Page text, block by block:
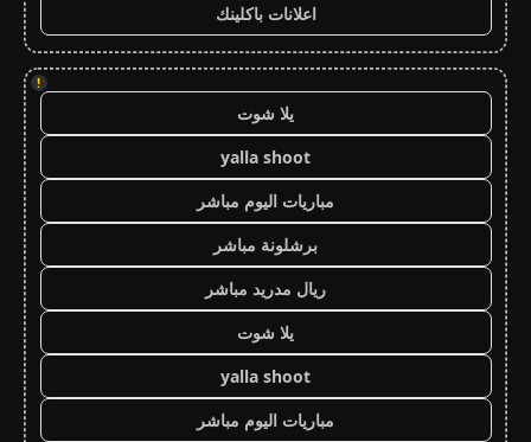
اعلانات باكلينك
!
يلا شوت
yalla shoot
مباريات اليوم مباشر
برشلونة مباشر
ريال مدريد مباشر
يلا شوت
yalla shoot
مباريات اليوم مباشر